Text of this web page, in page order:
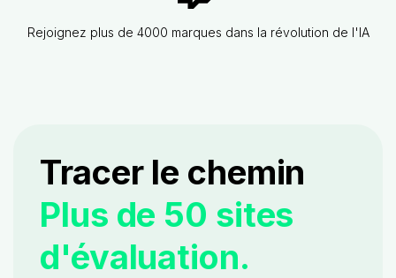
Rejoignez plus de 4000 marques dans la révolution de l'IA
Tracer le chemin
Plus de 50 sites
d'évaluation.